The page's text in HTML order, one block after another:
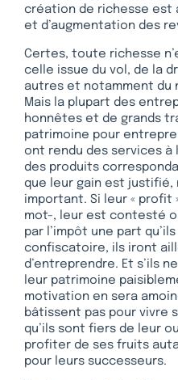
création de richesse est
et d’augmentation des
Certes, toute richesse
celle issue du vol, de la
autres et notamment du
Mais la plupart des
honnêtes et de grands
patrimoine pour
ont rendu des services
des produits
que leur gain est justifié,
important. Si leur « profit
mot-, leur est contesté
par l’impôt une part
confiscatoire, ils iront
d’entreprendre. Et s’ils
leur patrimoine
motivation en sera
bâtissent pas pour vivre
qu’ils sont fiers de leur
profiter de ses fruits
pour leurs successeurs.